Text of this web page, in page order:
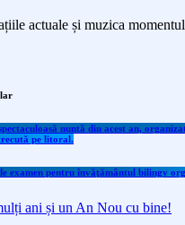
actuale și muzica
nuntă din acest an,
pe litoral.
examen pentru învăţământul bilingv